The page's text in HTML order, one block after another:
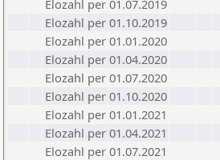
Elozahl per 01.07.2019
Elozahl per 01.10.2019
Elozahl per 01.01.2020
Elozahl per 01.04.2020
Elozahl per 01.07.2020
Elozahl per 01.10.2020
Elozahl per 01.01.2021
Elozahl per 01.04.2021
Elozahl per 01.07.2021